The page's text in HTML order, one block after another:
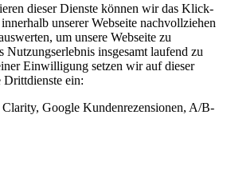
dieser Dienste können wir das Klick-
unserer Webseite nachvollziehen
um unsere Webseite zu
Nutzungserlebnis insgesamt laufend zu
Einwilligung setzen wir auf dieser
Drittdienste ein:
Google Kundenrezensionen, A/B-